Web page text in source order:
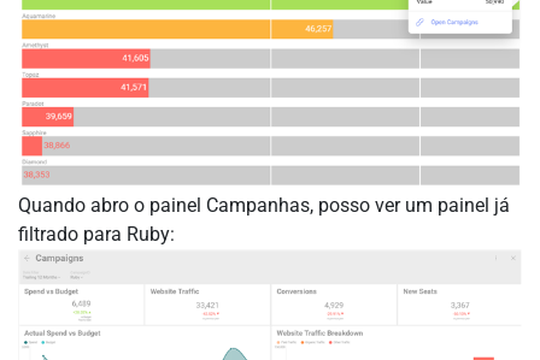
Quando abro o painel Campanhas, posso ver um painel já
filtrado para Ruby: